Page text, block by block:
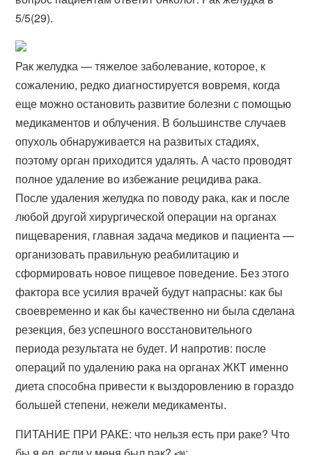
5/5(29).
Рак желудка — тяжелое заболевание, которое, к
сожалению, редко диагностируется вовремя, когда
еще можно остановить развитие болезни с помощью
медикаментов и облучения. В большинстве случаев
опухоль обнаруживается на развитых стадиях,
поэтому орган приходится удалять. А часто проводят
полное удаление во избежание рецидива рака.
После удаления желудка по поводу рака, как и после
любой другой хирургической операции на органах
пищеварения, главная задача медиков и пациента —
организовать правильную реабилитацию и
сформировать новое пищевое поведение. Без этого
фактора все усилия врачей будут напрасны: как бы
своевременно и как бы качественно ни была сделана
резекция, без успешного восстановительного
периода результата не будет. И напротив: после
операций по удалению рака на органах ЖКТ именно
диета способна привести к выздоровлению в гораздо
большей степени, нежели медикаменты.
ПИТАНИЕ ПРИ РАКЕ: что нельзя есть при раке? Что